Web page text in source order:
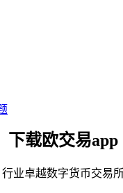
下载欧交易app
行业卓越数字货币交易